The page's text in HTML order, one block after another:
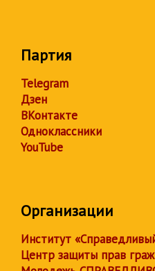
Партия
Telegram
Дзен
ВКонтакте
Одноклассники
YouTube
Организации
Институт
Центр защиты прав